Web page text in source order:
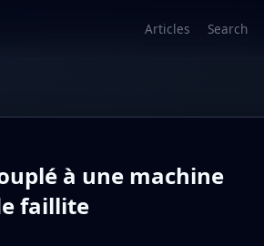
Articles Search
à une machine
faillite